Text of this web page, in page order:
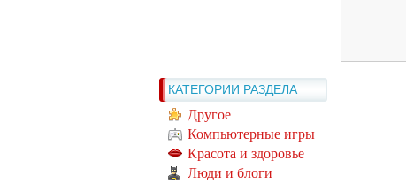
КАТЕГОРИИ РАЗДЕЛА
Другое
Компьютерные игры
Красота и здоровье
Люди и блоги